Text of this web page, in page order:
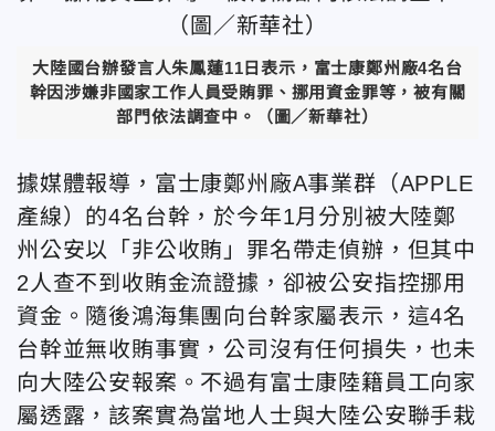
大陸國台辦發言人朱鳳蓮11日表示，富士康鄭州廠4名台
幹因涉嫌非國家工作人員受賄罪、挪用資金罪等，被有關
部門依法調查中。（圖／新華社）
據媒體報導，富士康鄭州廠A事業群（APPLE
產線）的4名台幹，於今年1月分別被大陸鄭
州公安以「非公收賄」罪名帶走偵辦，但其中
2人查不到收賄金流證據，卻被公安指控挪用
資金。隨後鴻海集團向台幹家屬表示，這4名
台幹並無收賄事實，公司沒有任何損失，也未
向大陸公安報案。不過有富士康陸籍員工向家
屬透露，該案實為當地人士與大陸公安聯手栽